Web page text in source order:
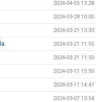
2024-04-05 13:28
2024-03-28 10:00
2024-03-21 13:33
2024-03-21 11:55
2024-03-21 11:50
2024-03-11 15:50
2024-03-11 14:47
2024-03-07 13:54